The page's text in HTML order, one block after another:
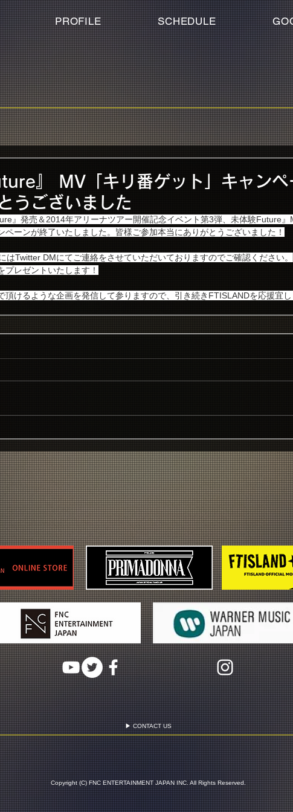
PROFILE SCHEDULE
』 MV「キリ番ゲット」キャンペ
うございました
』発売＆2014年アリーナツアー開催記念イベント第3弾、未体験Future』
ペーンが終了いたしました。皆様ご参加本当にありがとうございました！
はTwitter DMにてご連絡をさせていただいておりますのでご確認ください。
プレゼントいたします！
頂けるような企画を発信して参りますので、引き続きFTISLANDを応援宜
▶ CONTACT US
Copyright (C) FNC ENTERTAINMENT JAPAN INC. All Rights Reserved.